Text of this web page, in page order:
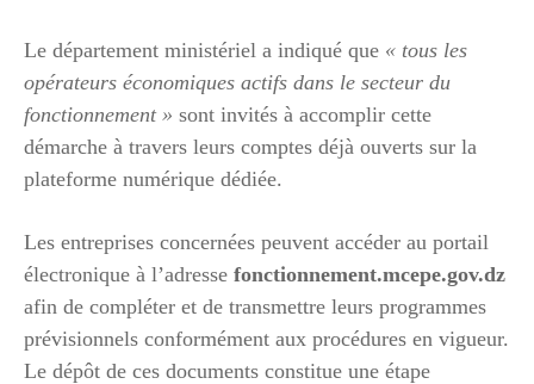
Le département ministériel a indiqué que « tous les
opérateurs économiques actifs dans le secteur du
fonctionnement » sont invités à accomplir cette
démarche à travers leurs comptes déjà ouverts sur la
plateforme numérique dédiée.
Les entreprises concernées peuvent accéder au portail
électronique à l’adresse fonctionnement.mcepe.gov.dz
afin de compléter et de transmettre leurs programmes
prévisionnels conformément aux procédures en vigueur.
Le dépôt de ces documents constitue une étape